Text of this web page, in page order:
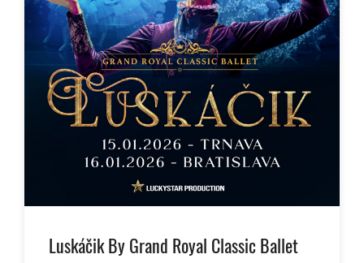
Luskáčik By Grand Royal Classic Ballet